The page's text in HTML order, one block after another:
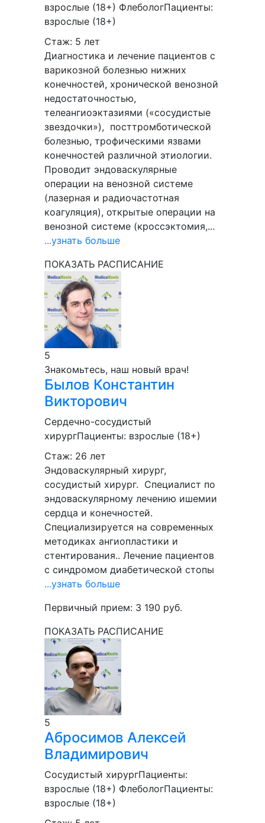
взрослые (18+) ФлебологПациенты:
взрослые (18+)
Стаж: 5 лет
Диагностика и лечение пациентов с
варикозной болезнью нижних
конечностей, хронической венозной
недостаточностью,
телеангиоэктазиями («сосудистые
звездочки»), посттромботической
болезнью, трофическими язвами
конечностей различной этиологии.
Проводит эндоваскулярные
операции на венозной системе
(лазерная и радиочастотная
коагуляция), открытые операции на
венозной системе (кроссэктомия,...
...узнать больше
ПОКАЗАТЬ РАСПИСАНИЕ
5
Знакомьтесь, наш новый врач!
Былов Константин
Викторович
Сердечно-сосудистый
хирургПациенты: взрослые (18+)
Стаж: 26 лет
Эндоваскулярный хирург,
сосудистый хирург. Специалист по
эндоваскулярному лечению ишемии
сердца и конечностей.
Специализируется на современных
методиках ангиопластики и
стентирования.. Лечение пациентов
с синдромом диабетической стопы
...узнать больше
Первичный прием: 3 190 руб.
ПОКАЗАТЬ РАСПИСАНИЕ
5
Абросимов Алексей
Владимирович
Сосудистый хирургПациенты:
взрослые (18+) ФлебологПациенты:
взрослые (18+)